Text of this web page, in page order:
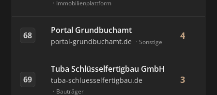
Immobilienplattform
68 Portal Grundbuchamt
portal-grundbuchamt.de Sonstige
4
69
Tuba Schlüsselfertigbau GmbH
tuba-schluesselfertigbau.de
Bauträger
3